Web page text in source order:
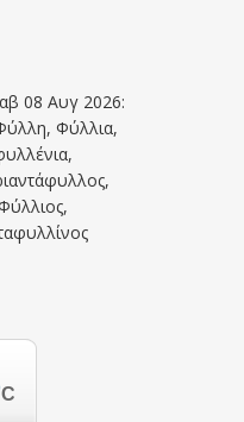
08 Αυγ 2026:
Φύλλια,